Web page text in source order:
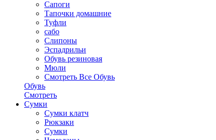
Сапоги
Тапочки домашние
Туфли
сабо
Слипоны
Эспадрильи
Обувь резиновая
Мюли
Смотреть Все Обувь
Обувь
Смотреть
Сумки
Сумки клатч
Рюкзаки
Сумки